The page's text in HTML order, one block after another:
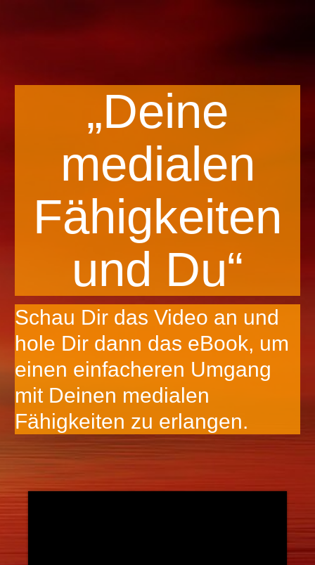
„Deine
medialen
Fähigkeiten
und Du“
Schau Dir das Video an und
hole Dir dann das eBook, um
einen einfacheren Umgang
mit Deinen medialen
Fähigkeiten zu erlangen.